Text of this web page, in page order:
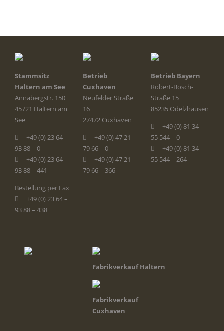
Stammsitz
Haltern am See
Annabergstr. 150
45721 Haltern am
See
+49 (0) 23 64 –
93 88 – 0
+49 (0) 23 64 –
93 88 – 441
Bestellung per Fax
+49 (0) 23 64 –
93 88 – 438
Betrieb
Cuxhaven
Neufelder Straße
16
27472 Cuxhaven
+49 (0) 47 21 –
79 66 – 0
+49 (0) 47 21 –
79 66 – 366
Betrieb Bayern
Robert-Bosch-
Straße 15
85235 Odelzhausen
+49 (0) 81 34 –
55 544 – 0
+49 (0) 81 34 –
55 544 – 264
Fabrikverkauf Haltern
Fabrikverkauf
Cuxhaven